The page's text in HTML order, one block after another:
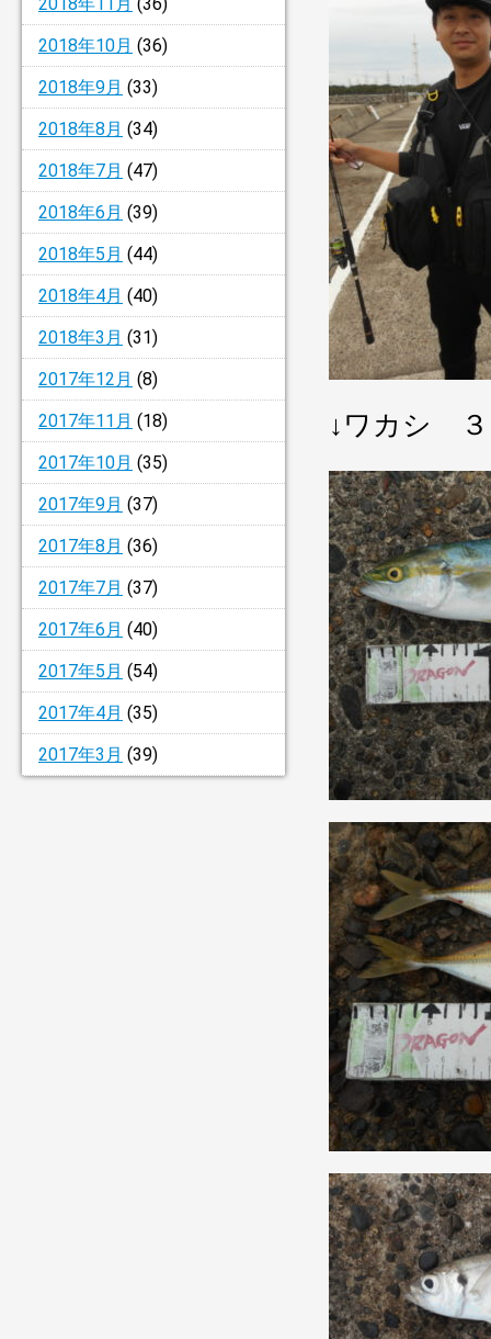
2018年10月 (36)
2018年9月 (33)
2018年8月 (34)
2018年7月 (47)
2018年6月 (39)
2018年5月 (44)
2018年4月 (40)
2018年3月 (31)
2017年12月 (8)
2017年11月 (18)
2017年10月 (35)
2017年9月 (37)
2017年8月 (36)
2017年7月 (37)
2017年6月 (40)
2017年5月 (54)
2017年4月 (35)
2017年3月 (39)
↓ワカシ